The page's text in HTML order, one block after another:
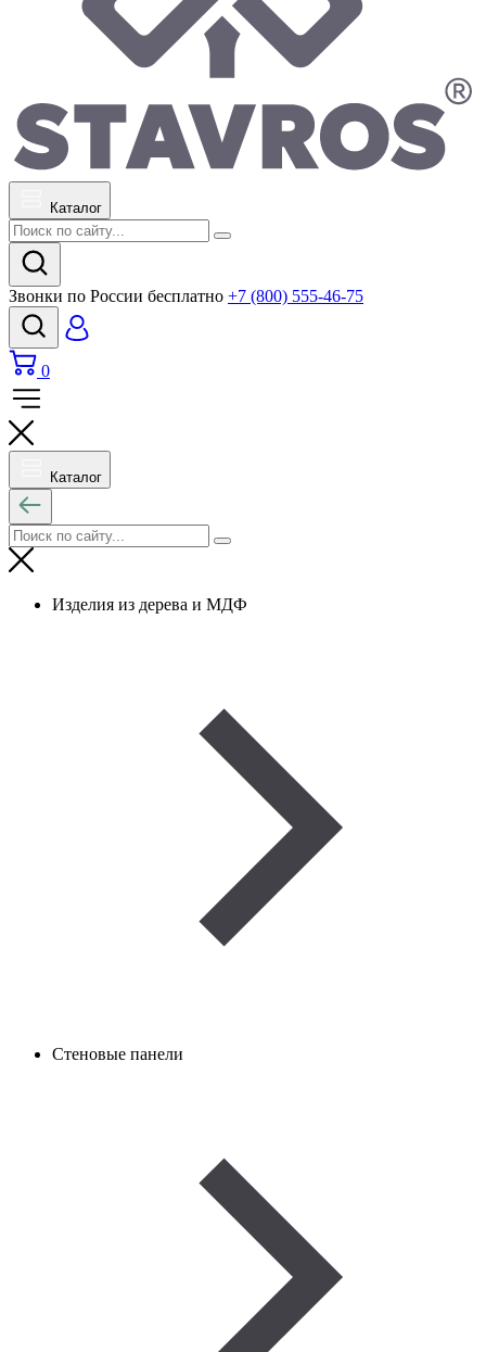
Каталог
Звонки по России бесплатно +7 (800) 555-46-75
0
Каталог
Изделия из дерева и МДФ
Стеновые панели